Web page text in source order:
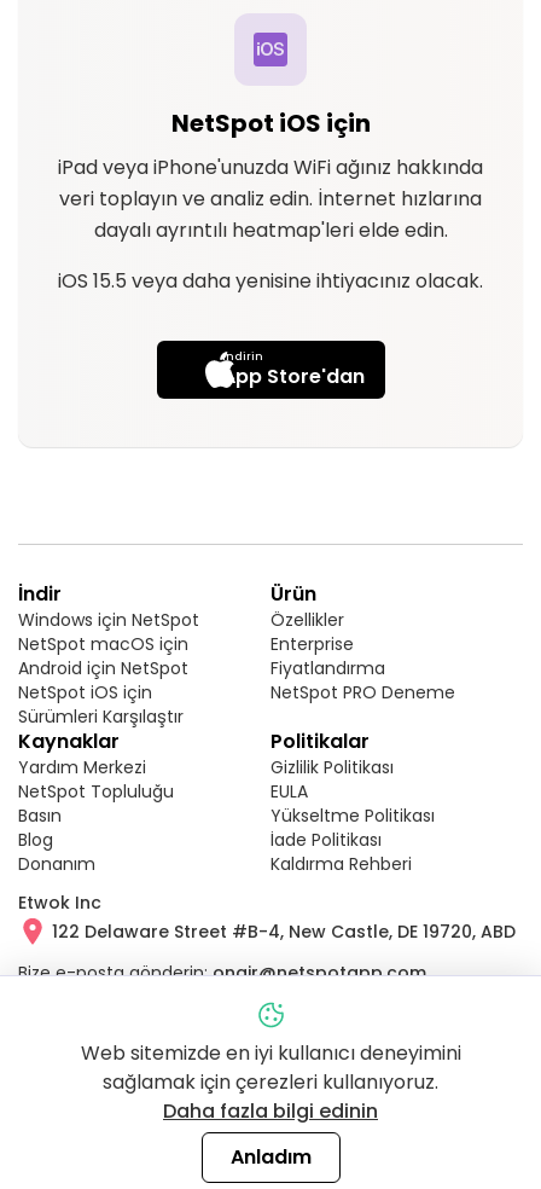
NetSpot iOS için
iPad veya iPhone'unuzda WiFi ağınız hakkında
veri toplayın ve analiz edin. İnternet hızlarına
dayalı ayrıntılı heatmap'leri elde edin.
iOS 15.5 veya daha yenisine ihtiyacınız olacak.
Indirin
App Store'dan
İndir
Windows için NetSpot
NetSpot macOS için
Android için NetSpot
NetSpot iOS için
Sürümleri Karşılaştır
Ürün
Özellikler
Enterprise
Fiyatlandırma
NetSpot PRO Deneme
Kaynaklar
Yardım Merkezi
NetSpot Topluluğu
Basın
Blog
Donanım
Politikalar
Gizlilik Politikası
EULA
Yükseltme Politikası
İade Politikası
Kaldırma Rehberi
Etwok Inc
122 Delaware Street #B-4, New Castle, DE 19720, ABD
Bize e-posta gönderin:onair@netspotapp.com
+1 (240) 363-9434
NetSpot Pro © Etwok Inc'in tescilli markasıdır
Etwok Inc © 2011-2026
Türkçe
Bizi Takip Edin:
Web sitemizde en iyi kullanıcı deneyimini
sağlamak için çerezleri kullanıyoruz.
Daha fazla bilgi edinin
Anladım